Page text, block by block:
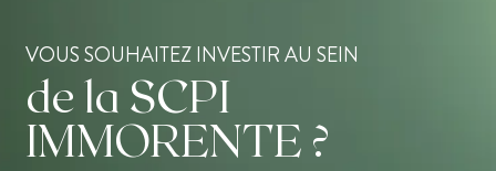
VOUS SOUHAITEZ INVESTIR AU SEIN
de la SCPI
IMMORENTE ?